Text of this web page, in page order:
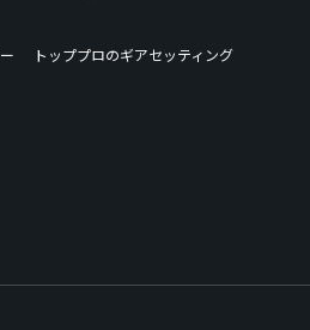
トッププロのギアセッティング